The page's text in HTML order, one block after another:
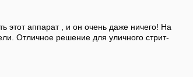
этот аппарат , и он очень даже ничего! На
Отличное решение для уличного стрит-